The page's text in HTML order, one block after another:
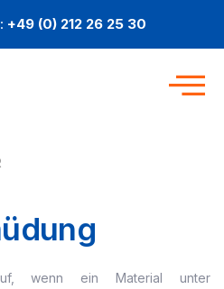
+49 (0) 212 26 25 30
wenn ein Material unter